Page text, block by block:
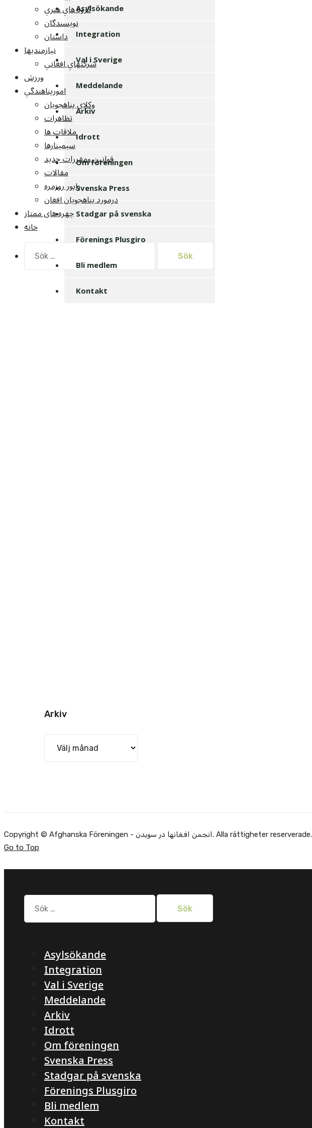
گروه هاي هنري
نويسندگان
داستان
نيازمنديها
شرکتهاي افغاني
ورزش
امورپناهندگي
وکلاي پناهجويان
تظاهرات
ملاقات ها
سيمينارها
قوانين ومقررات جديد
مقالات
راپور روزمره
درمورد پناهجويان افغان
چهره های ممتاز
خانه
efter:
Asylsökande
Integration
Val i Sverige
Meddelande
Arkiv
Idrott
Om föreningen
Svenska Press
Stadgar på svenska
Förenings Plusgiro
Bli medlem
Kontakt
Arkiv
Copyright © Afghanska Föreningen - انجمن افغانها در سویدن. Alla rättigheter reserverade.
Go to Top
Sök
efter:
Asylsökande
Integration
Val i Sverige
Meddelande
Arkiv
Idrott
Om föreningen
Svenska Press
Stadgar på svenska
Förenings Plusgiro
Bli medlem
Kontakt